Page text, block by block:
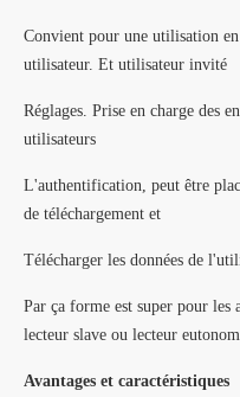
Convient pour une utilisation
utilisateur. Et utilisateur invité
Réglages. Prise en charge des
utilisateurs
L'authentification, peut être
de téléchargement et
Télécharger les données de
Par ça forme est super pour les
lecteur slave ou lecteur
Avantages et caractéristiques